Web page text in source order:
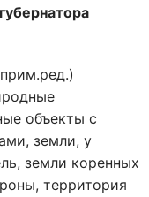
объекты с
земли, у
земли коренных
территория